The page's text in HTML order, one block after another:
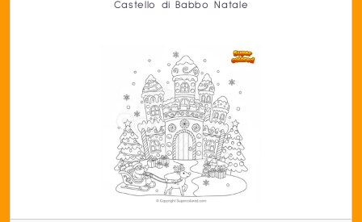
Castello di Babbo Natale